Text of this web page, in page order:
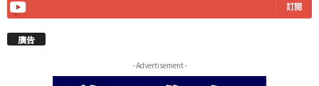
訂閱
廣告
- Advertisement -